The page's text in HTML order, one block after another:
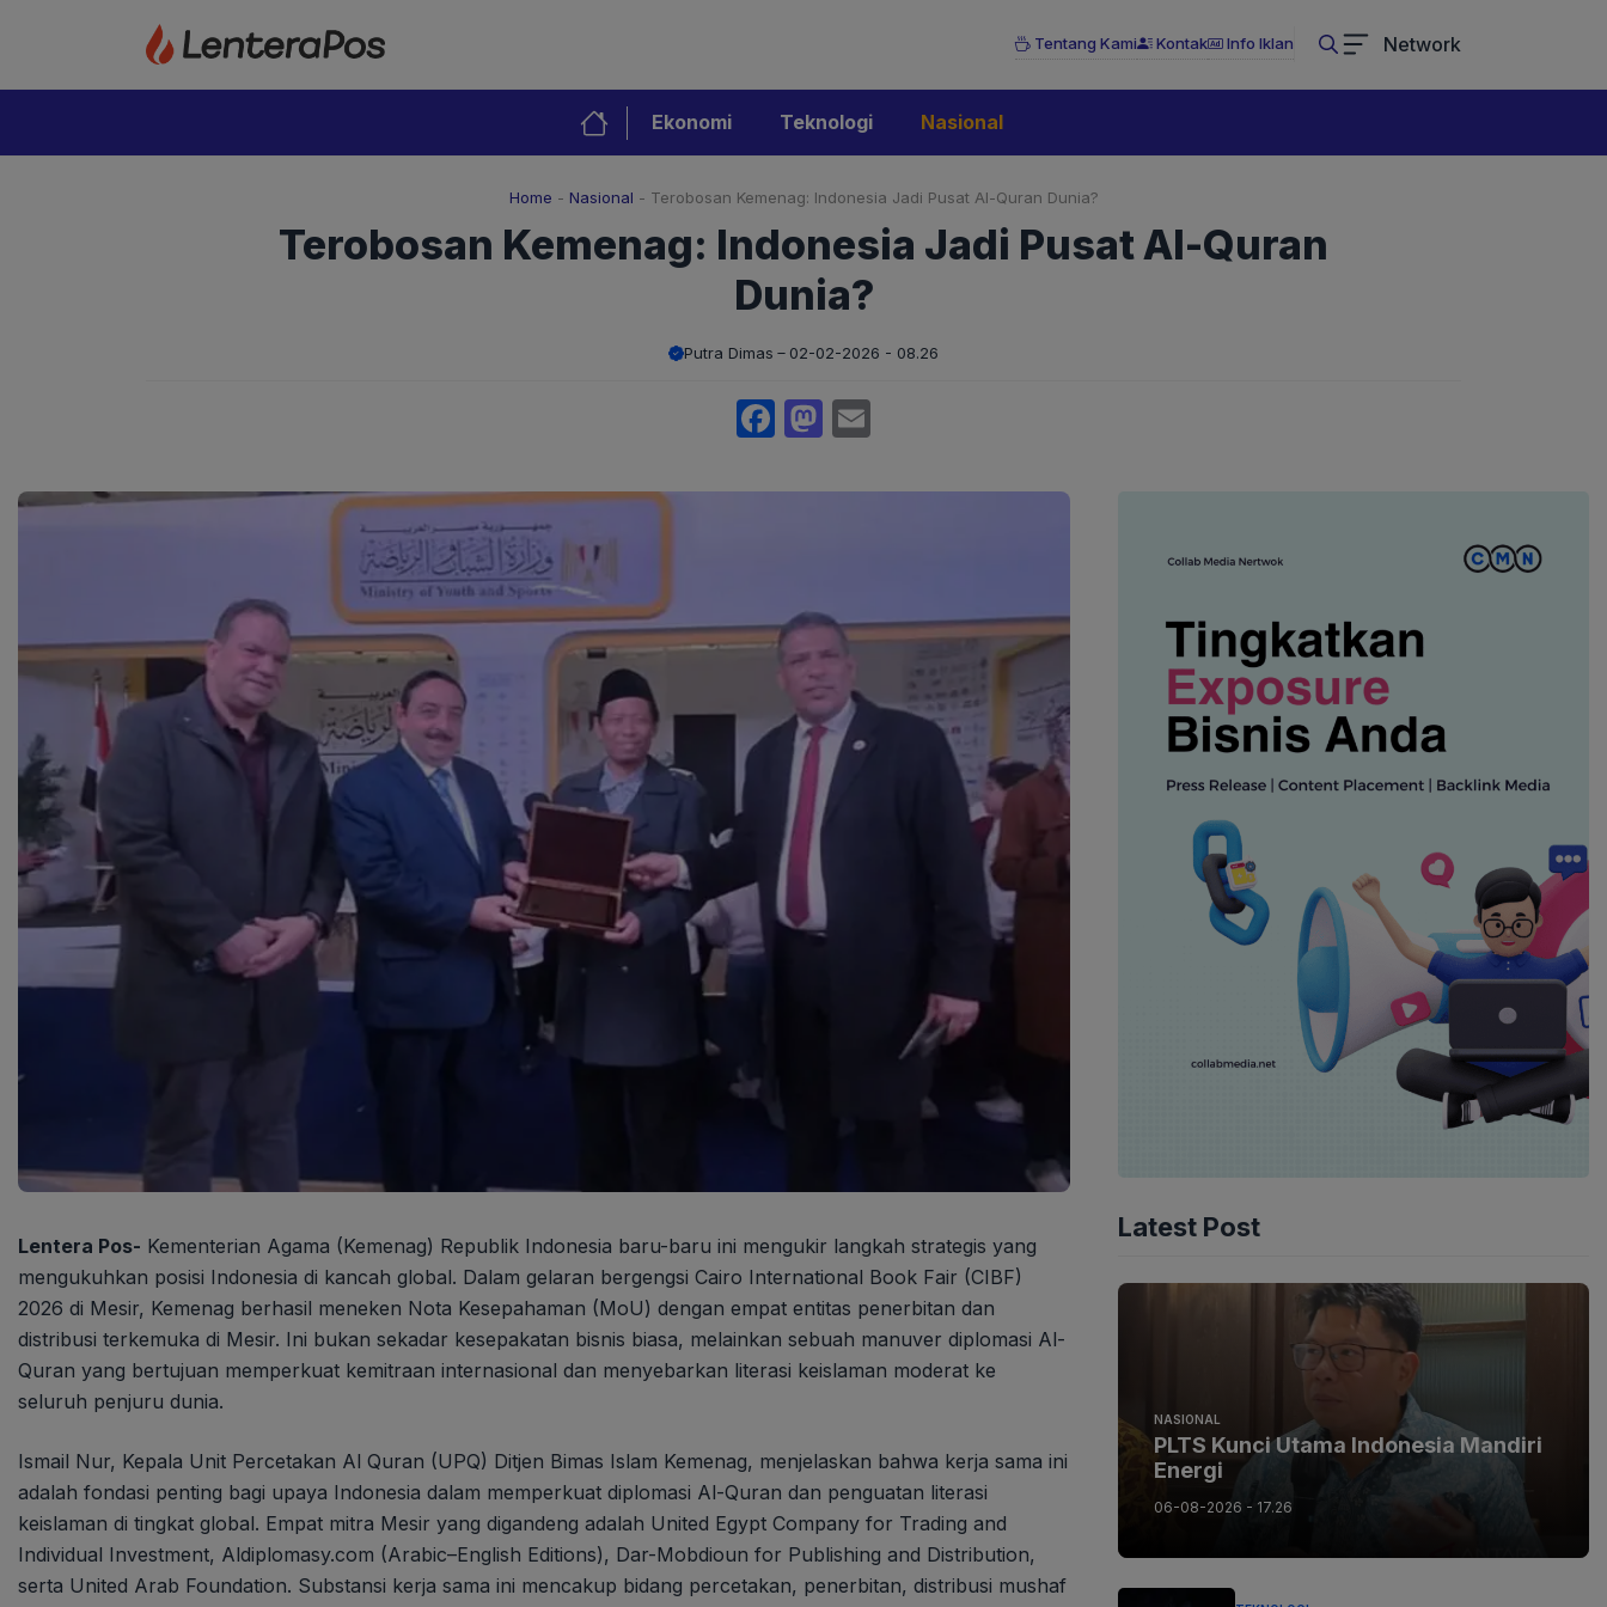
Tentang Kami Kontak Info Iklan Network
Ekonomi Teknologi Nasional
Home - Nasional - Terobosan Kemenag: Indonesia Jadi Pusat Al-Quran Dunia?
Terobosan Kemenag: Indonesia Jadi Pusat Al-Quran
Dunia?
Putra Dimas 02-02-2026 - 08.26
Facebook
Mastodon
Lentera Pos- Kementerian Agama (Kemenag) Republik Indonesia baru-baru ini mengukir langkah strategis yang
mengukuhkan posisi Indonesia di kancah global. Dalam gelaran bergengsi Cairo International Book Fair (CIBF)
2026 di Mesir, Kemenag berhasil meneken Nota Kesepahaman (MoU) dengan empat entitas penerbitan dan
distribusi terkemuka di Mesir. Ini bukan sekadar kesepakatan bisnis biasa, melainkan sebuah manuver diplomasi Al-
Quran yang bertujuan memperkuat kemitraan internasional dan menyebarkan literasi keislaman moderat ke
seluruh penjuru dunia.
Ismail Nur, Kepala Unit Percetakan Al Quran (UPQ) Ditjen Bimas Islam Kemenag, menjelaskan bahwa kerja sama ini
adalah fondasi penting bagi upaya Indonesia dalam memperkuat diplomasi Al-Quran dan penguatan literasi
keislaman di tingkat global. Empat mitra Mesir yang digandeng adalah United Egypt Company for Trading and
Individual Investment, Aldiplomasy.com (Arabic–English Editions), Dar-Mobdioun for Publishing and Distribution,
serta United Arab Foundation. Substansi kerja sama ini mencakup bidang percetakan, penerbitan, distribusi mushaf
Latest Post
NASIONAL
PLTS Kunci Utama Indonesia Mandiri
Energi
06-08-2026 - 17.26